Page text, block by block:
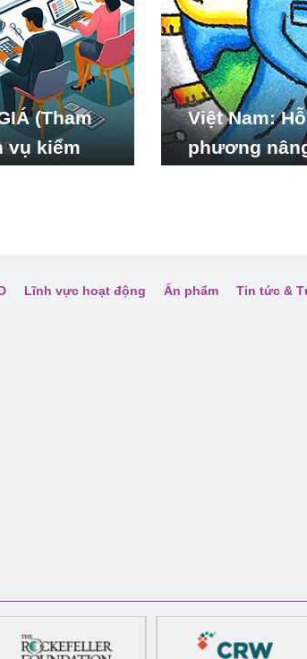
(Tham
vụ kiểm
Việt Nam:
phương
Lĩnh vực hoạt động Ấn phẩm Tin tức &